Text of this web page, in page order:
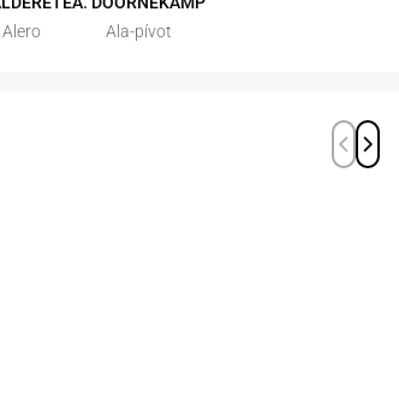
Alero
Ala-pívot